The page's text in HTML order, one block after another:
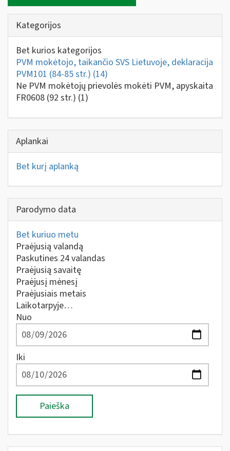
Kategorijos
Bet kurios kategorijos
PVM mokėtojo, taikančio SVS Lietuvoje, deklaracija
PVM101 (84-85 str.) (14)
Ne PVM mokėtojų prievolės mokėti PVM, apyskaita
FR0608 (92 str.) (1)
Aplankai
Bet kurį aplanką
Parodymo data
Bet kuriuo metu
Praėjusią valandą
Paskutines 24 valandas
Praėjusią savaitę
Praėjusį mėnesį
Praėjusiais metais
Laikotarpyje…
Nuo
Iki
Paieška